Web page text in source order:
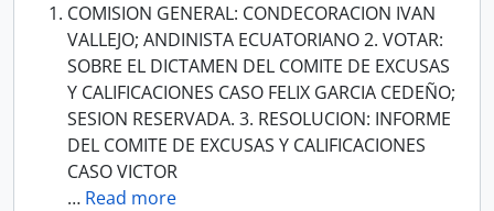
COMISION GENERAL: CONDECORACION IVAN
VALLEJO; ANDINISTA ECUATORIANO 2. VOTAR:
SOBRE EL DICTAMEN DEL COMITE DE EXCUSAS
Y CALIFICACIONES CASO FELIX GARCIA CEDEÑO;
SESION RESERVADA. 3. RESOLUCION: INFORME
DEL COMITE DE EXCUSAS Y CALIFICACIONES
CASO VICTOR
… Read more